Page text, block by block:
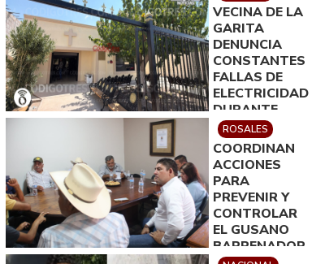
VECINA DE LA
GARITA
DENUNCIA
CONSTANTES
FALLAS DE
ELECTRICIDAD
DURANTE
VELACIÓN
ROSALES
COORDINAN
ACCIONES
PARA
PREVENIR Y
CONTROLAR
EL GUSANO
BARRENADOR